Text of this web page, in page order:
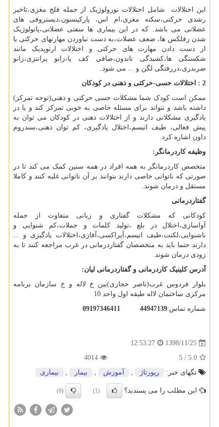
این اختلالات شامل اختلالات نورولوژیک از جمله فلج مغزی،تاخیر
رشدی حرکتی،سکته مغزی،ام اس، پارکینسون،دیستروفی های
عضلانی می باشد. که در این بیماری ها سفتی عضلانی،پاتولوژیک
شدن رفلکس ها، ضعف عضلات،به دست نیاوردن مهارتهای حرکتی یا
از دست دادن مهارت های حرکتی و اختلالات ارتوپدیک مانند
شکستگی ها،کشیدگی تاندون،صافی کف پا،زانو پرانتزی،زانو
ضربدری،دررفتگی لگن و ... می شود.
2 : اختلالات حسی-حرکتی و ذهنی در کودکان
ممکن است کودک شما مشکلات حسی حرکتی و ذهنی(توجه تمرکز)
داشته باشد و نتواند برای مسئله خاصی به خوبی تمرکز کند و یا در
یادگیری مشکلاتی دارند و از اختلالات ذهنی در کودکان می توان به
پیش‌ فعالی، طیف اتیسم،اختلال یادگیری، کم توان ذهنی،سندروم
داون اشاره کرد.
وظیفه کاردرمانگر:
متخصص کاردرمانگر به همه افراد در همه سنین کمک می کند تا در
صورتی که ناتوانی خاصی دارند بتوانند بر آن ناتوانی غلبه کنند و کاملا
مستقل و درمان شوند.
گفتاردرمانی
کودکانی که مشکلات گفتاری و زبانی متفاوت از جمله
آواسازی،اختلال در بلع ،تولید کلمات و جملات،کم شنوایی و
ناشنوایی،لکنت،طیف اتیسم،آپراکسی،آفازی،اختلالات یادگیری و ...
دارند حتما باید به متخصصان گفتاردرمانی در غرب مراجعه کنند تا به
زودی درمان شوند.
آدرس کلینیک کاردرمانی و گفتاردرمانی لیان:
بلوار فردوس غرب(ناصر حجازی)بین خ لاله و خ سازمان برنامه
مرکزی ساختمان لاله طبقه اول واحد 10
شماره تماس:44947139
09197346411
1398/11/25
12:53:27
5.0
/ 5
4014
تگهای خبر:
رپورتاژ , آموزش , بیمار , بیماری
این مطلب را می پسندید؟ (1)
(0)